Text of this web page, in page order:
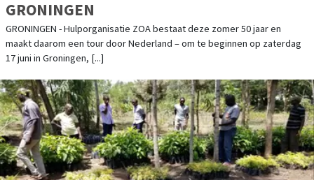
GRONINGEN
GRONINGEN - Hulporganisatie ZOA bestaat deze zomer 50 jaar en
maakt daarom een tour door Nederland – om te beginnen op zaterdag
17 juni in Groningen, [...]